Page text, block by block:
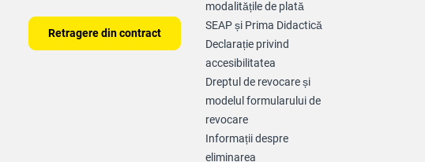
Retragere din contract
modalitățile de plată
SEAP și Prima Didactică
Declarație privind
accesibilitatea
Dreptul de revocare și
modelul formularului de
revocare
Informații despre
eliminarea